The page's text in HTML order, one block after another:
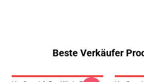
Beste Verkäufer